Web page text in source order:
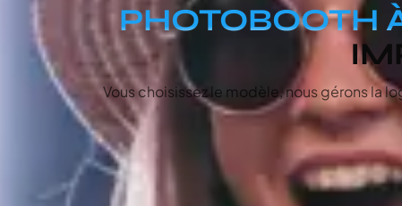
PHOTOBOOTH
Vous choisissez le modèle, nous gérons la